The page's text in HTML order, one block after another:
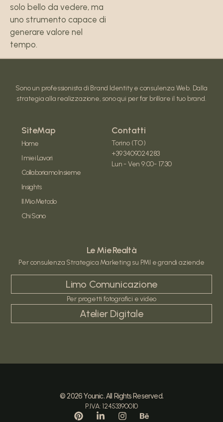
solo bello da vedere, ma
uno strumento capace di
generare valore nel
tempo.
Sono un professionista di Brand Identity e consulenza Web. Dalla
strategia alla realizzazione, sono qui per far brillare il tuo brand.
SiteMap
Home
I miei Lavori
Collaboriamo Insieme
Insights
Il Mio Metodo
Chi Sono
Contatti
Torino (TO)
+39 3409024283
Lun - Ven 9:00- 17:30
Le Mie Realtà
Per consulenza Strategica Marketing su PMI e grandi aziende
Limo Comunicazione
Per progetti fotografici e video
Atelier Digitale
© 2026 Younic. All Rights Reserved.
P.IVA: 12453390010